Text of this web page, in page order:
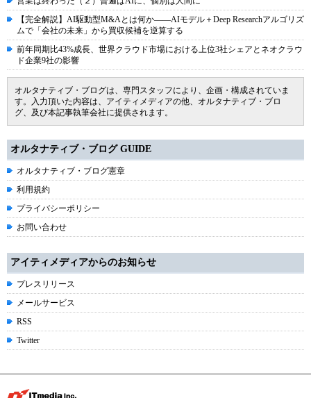
【完全解説】AI駆動型M&Aとは何か――AIモデル＋Deep Researchアルゴリズ
ムで「会社の未来」から買収候補を逆算する
前年同期比43%成長、世界クラウド市場における上位3社シェアとネオクラウ
ド企業9社の影響
オルタナティブ・ブログは、専門スタッフにより、企画・構成されていま
す。入力頂いた内容は、アイティメディアの他、オルタナティブ・ブロ
グ、及び本記事執筆会社に提供されます。
オルタナティブ・ブログ GUIDE
オルタナティブ・ブログ憲章
利用規約
プライバシーポリシー
お問い合わせ
アイティメディアからのお知らせ
プレスリリース
メールサービス
RSS
Twitter